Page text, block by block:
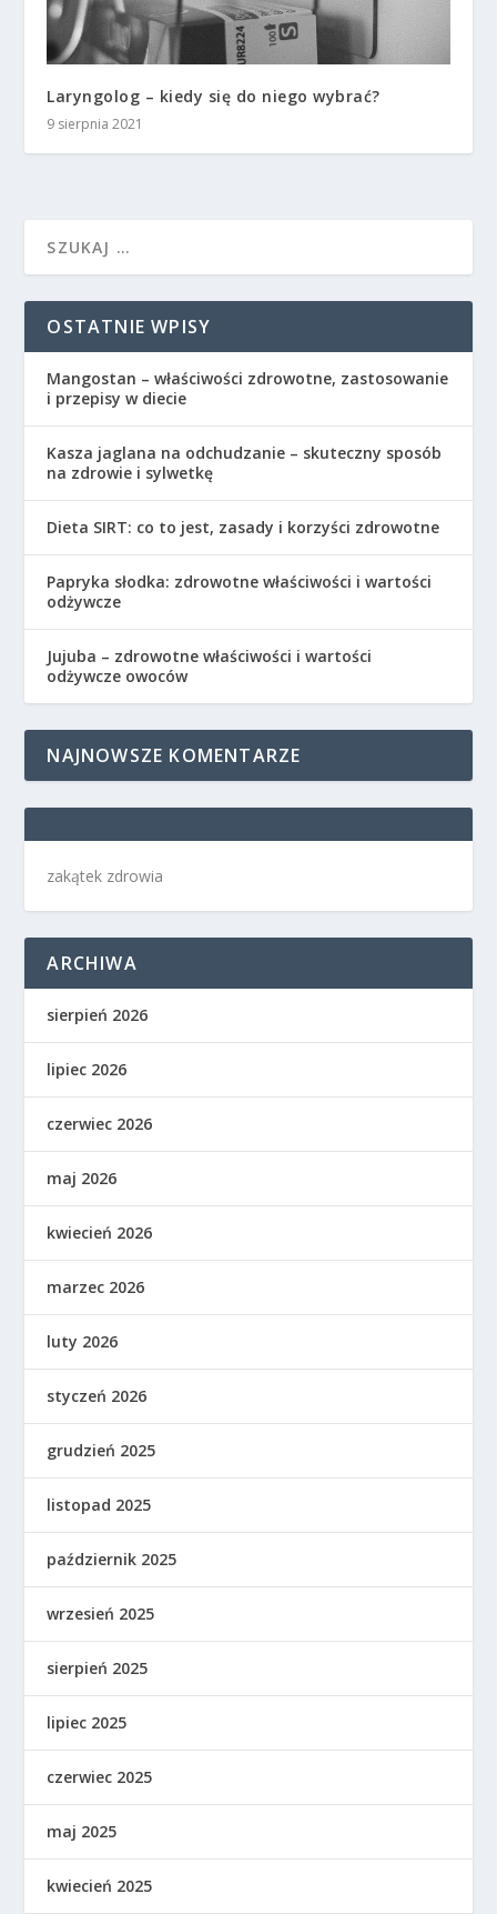
Laryngolog – kiedy się do niego wybrać?
9 sierpnia 2021
OSTATNIE WPISY
Mangostan – właściwości zdrowotne, zastosowanie
i przepisy w diecie
Kasza jaglana na odchudzanie – skuteczny sposób
na zdrowie i sylwetkę
Dieta SIRT: co to jest, zasady i korzyści zdrowotne
Papryka słodka: zdrowotne właściwości i wartości
odżywcze
Jujuba – zdrowotne właściwości i wartości
odżywcze owoców
NAJNOWSZE KOMENTARZE
zakątek zdrowia
ARCHIWA
sierpień 2026
lipiec 2026
czerwiec 2026
maj 2026
kwiecień 2026
marzec 2026
luty 2026
styczeń 2026
grudzień 2025
listopad 2025
październik 2025
wrzesień 2025
sierpień 2025
lipiec 2025
czerwiec 2025
maj 2025
kwiecień 2025